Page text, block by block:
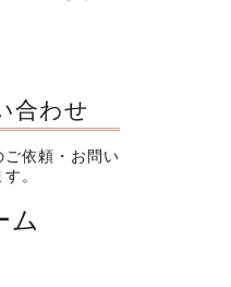
合わせ
依頼・お問い
。
ム